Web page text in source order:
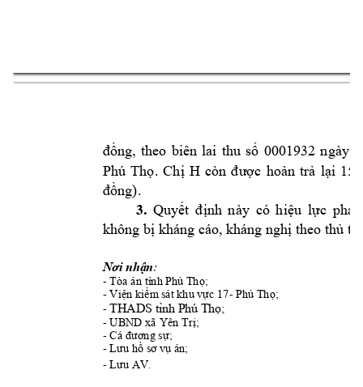
đồng, theo biên lai thu số 0001932 ngày
Phú Thọ. Chị H còn được hoàn trả lại
đồng).
3. Quyết định này có hiệu lực
không bị kháng cáo, kháng nghị theo thủ t
Nơi nhận
- Tòa án tỉnh Phú Thọ;
- Viện kiểm sát khu vực 17- Phú Thọ;
- THADS tỉnh Phú Thọ;
- UBND xã Yên Trị;
- Cá đương sự;
- Lưu hồ sơ vụ án;
- Lưu AV.